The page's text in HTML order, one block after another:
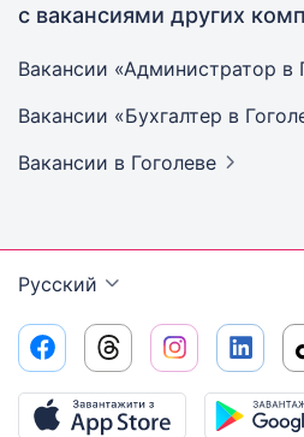
с вакансиями других
Вакансии «Администратор в
Вакансии «Бухгалтер в
Вакансии в Гоголеве
Русский